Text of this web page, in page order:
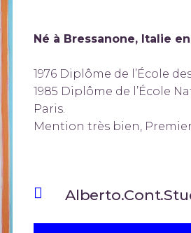
Né à Bressanone, Italie
1976 Diplôme de l’École
1985 Diplôme de l’École
Paris.
Mention très bien,